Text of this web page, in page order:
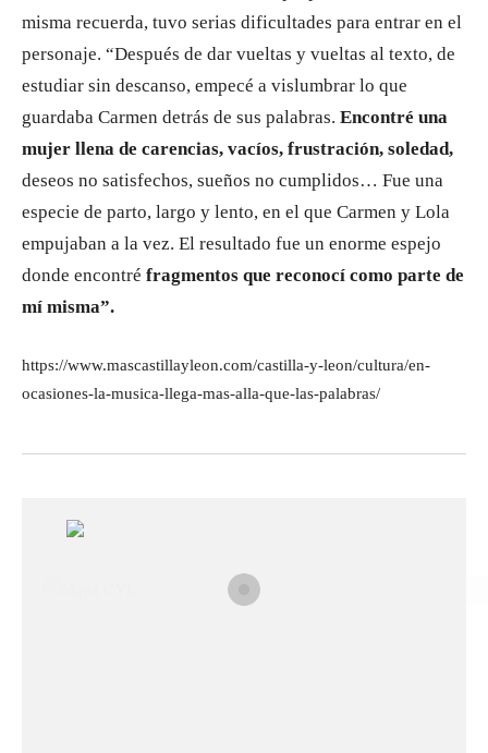
misma recuerda, tuvo serias dificultades para entrar en el
personaje. “Después de dar vueltas y vueltas al texto, de
estudiar sin descanso, empecé a vislumbrar lo que
guardaba Carmen detrás de sus palabras. Encontré una
mujer llena de carencias, vacíos, frustración, soledad,
deseos no satisfechos, sueños no cumplidos… Fue una
especie de parto, largo y lento, en el que Carmen y Lola
empujaban a la vez. El resultado fue un enorme espejo
donde encontré fragmentos que reconocí como parte de
mí misma”.
https://www.mascastillayleon.com/castilla-y-leon/cultura/en-
ocasiones-la-musica-llega-mas-alla-que-las-palabras/